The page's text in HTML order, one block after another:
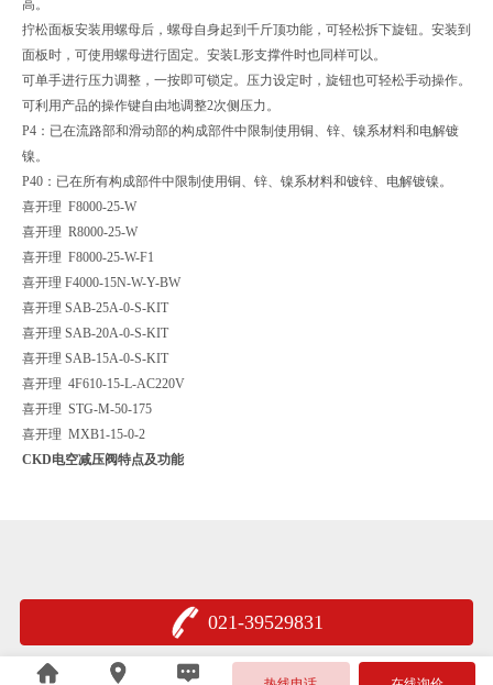
高。
拧松面板安装用螺母后，螺母自身起到千斤顶功能，可轻松拆下旋钮。安装到
面板时，可使用螺母进行固定。安装L形支撑件时也同样可以。
可单手进行压力调整，一按即可锁定。压力设定时，旋钮也可轻松手动操作。
可利用产品的操作键自由地调整2次侧压力。
P4：已在流路部和滑动部的构成部件中限制使用铜、锌、镍系材料和电解镀
镍。
P40：已在所有构成部件中限制使用铜、锌、镍系材料和镀锌、电解镀镍。
喜开理 F8000-25-W
喜开理 R8000-25-W
喜开理 F8000-25-W-F1
喜开理 F4000-15N-W-Y-BW
喜开理 SAB-25A-0-S-KIT
喜开理 SAB-20A-0-S-KIT
喜开理 SAB-15A-0-S-KIT
喜开理 4F610-15-L-AC220V
喜开理 STG-M-50-175
喜开理 MXB1-15-0-2
CKD电空减压阀特点及功能
021-39529831
沪公网安备 31011402005376号